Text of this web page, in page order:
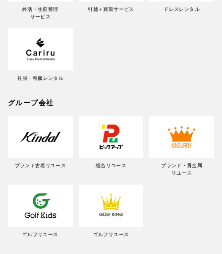
終活・生前整理
サービス
引越＋買取サービス ドレスレンタル
礼服・喪服レンタル
グループ会社
ブランド古着リユース 総合リユース
ブランド・貴金属
リユース
ゴルフリユース ゴルフリユース